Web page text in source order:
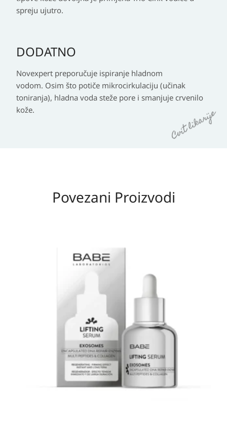
spreju ujutro.
DODATNO
Novexpert preporučuje ispiranje hladnom
vodom. Osim što potiče mikrocirkulaciju (učinak
toniranja), hladna voda steže pore i smanjuje crvenilo
kože.
Povezani Proizvodi